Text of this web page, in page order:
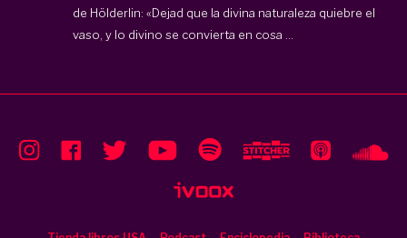
de Hölderlin: «Dejad que la divina naturaleza quiebre el
vaso, y lo divino se convierta en cosa ...